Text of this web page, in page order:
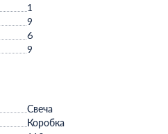
1
9
6
9
Свеча
Коробка